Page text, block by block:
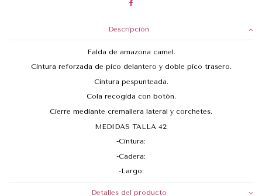
Descripción
Falda de amazona camel.
Cintura reforzada de pico delantero y doble pico trasero.
Cintura pespunteada.
Cola recogida con botón.
Cierre mediante cremallera lateral y corchetes.
MEDIDAS TALLA 42:
-Cintura:
-Cadera:
-Largo:
Detalles del producto